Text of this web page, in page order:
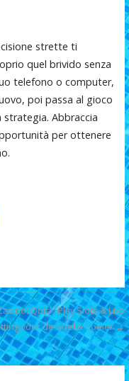
strette ti
quel brivido senza
telefono o computer,
poi passa al gioco
Abbraccia
per ottenere
Quick‑Play Slots & Live
voor de Snelle Speler →